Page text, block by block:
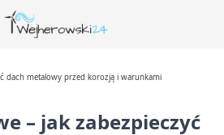
dach metalowy przed korozją i warunkami
– jak zabezpieczyć